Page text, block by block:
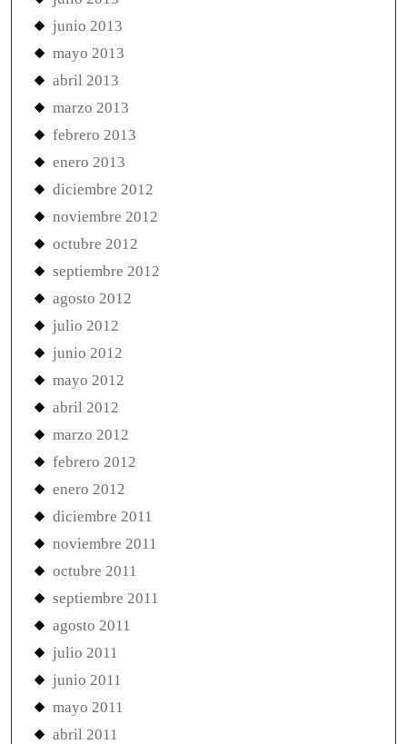
junio 2013
mayo 2013
abril 2013
marzo 2013
febrero 2013
enero 2013
diciembre 2012
noviembre 2012
octubre 2012
septiembre 2012
agosto 2012
julio 2012
junio 2012
mayo 2012
abril 2012
marzo 2012
febrero 2012
enero 2012
diciembre 2011
noviembre 2011
octubre 2011
septiembre 2011
agosto 2011
julio 2011
junio 2011
mayo 2011
abril 2011